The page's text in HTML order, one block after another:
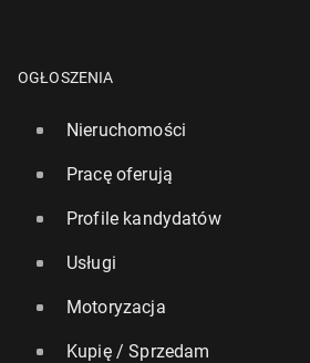
OGŁOSZENIA
Nieruchomości
Pracę oferują
Profile kandydatów
Usługi
Motoryzacja
Kupię / Sprzedam